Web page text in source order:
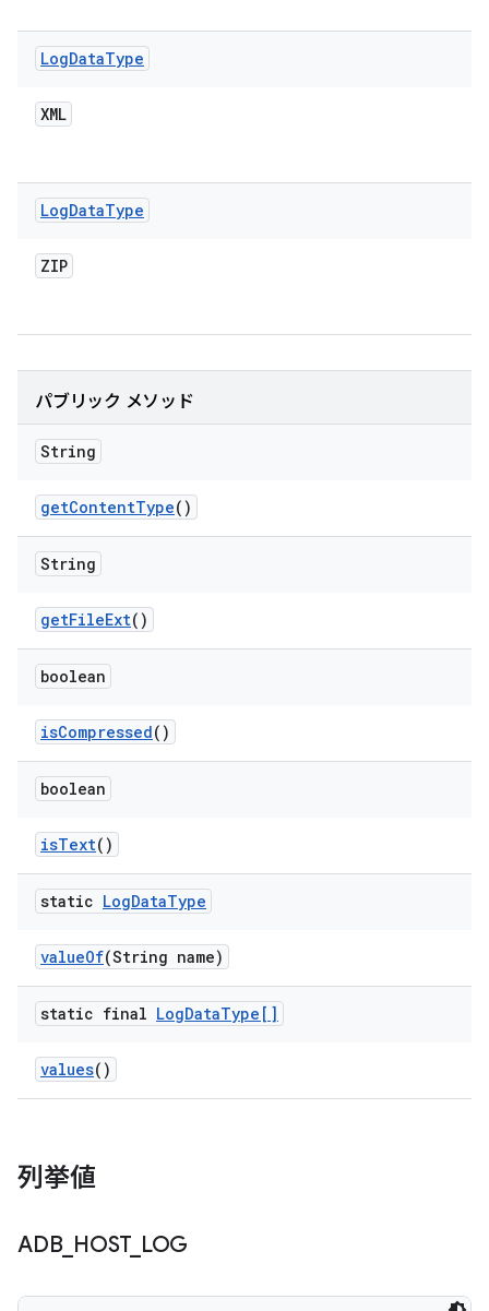
LogDataType
XML
LogDataType
ZIP
パブリック メソッド
String
getContentType()
String
getFileExt()
boolean
isCompressed()
boolean
isText()
static LogDataType
valueOf(String name)
static final LogDataType[]
values()
列挙値
ADB_ HOST_ LOG